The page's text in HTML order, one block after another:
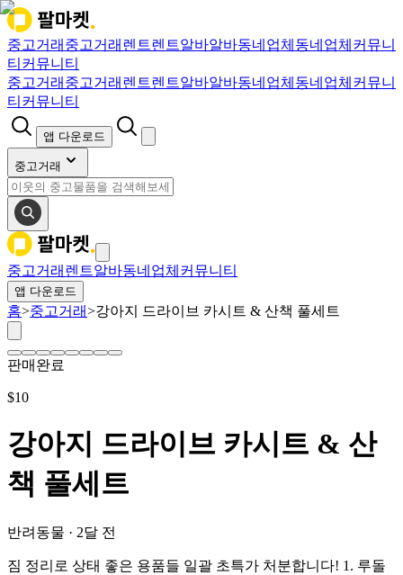
중고거래 중고거래 렌트렌트알바알바동네업체 동네업체 커뮤니
티 커뮤니티
중고거래 중고거래 렌트렌트알바알바동네업체 동네업체 커뮤니
티 커뮤니티
앱 다운로드
중고거래
중고거래 렌트알바동네업체 커뮤니티
앱 다운로드
홈>중고거래>강아지 드라이브 카시트 & 산책 풀세트
판매완료
$10
강아지 드라이브 카시트 & 산
책 풀세트
반려동물 · 2달 전
짐 정리로 상태 좋은 용품들 일괄 초특가 처분합니다! 1. 루돌